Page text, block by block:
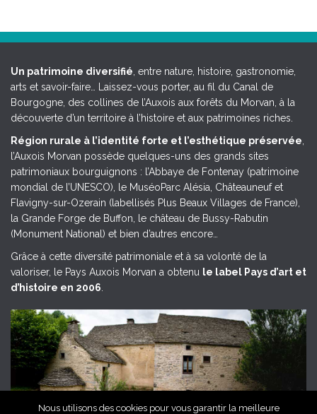
Un patrimoine diversifié , entre nature, histoire, gastronomie,
arts et savoir-faire… Laissez-vous porter, au fil du Canal de
Bourgogne, des collines de l’Auxois aux forêts du Morvan, à la
découverte d’un territoire à l’histoire et aux patrimoines riches.
Région rurale à l’identité forte et l’esthétique préservée
l’Auxois Morvan possède quelques-uns des grands sites
patrimoniaux bourguignons : l’Abbaye de Fontenay (patrimoine
mondial de l’UNESCO), le MuséoParc Alésia, Châteauneuf et
Flavigny-sur-Ozerain (labellisés Plus Beaux Villages de France),
la Grande Forge de Buffon, le château de Bussy-Rabutin
(Monument National) et bien d’autres encore…
Grâce à cette diversité patrimoniale et à sa volonté de la
valoriser, le Pays Auxois Morvan a obtenu le label Pays d’art et
d’histoire en 2006
Nous utilisons des cookies pour vous garantir la meilleure